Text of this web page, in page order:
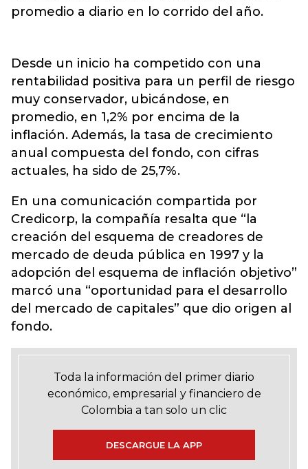
promedio a diario en lo corrido del año.
Desde un inicio ha competido con una
rentabilidad positiva para un perfil de riesgo
muy conservador, ubicándose, en
promedio, en 1,2% por encima de la
inflación. Además, la tasa de crecimiento
anual compuesta del fondo, con cifras
actuales, ha sido de 25,7%.
En una comunicación compartida por
Credicorp, la compañía resalta que “la
creación del esquema de creadores de
mercado de deuda pública en 1997 y la
adopción del esquema de inflación objetivo”
marcó una “oportunidad para el desarrollo
del mercado de capitales” que dio origen al
fondo.
Toda la información del primer diario
económico, empresarial y financiero de
Colombia a tan solo un clic
DESCARGUE LA APP